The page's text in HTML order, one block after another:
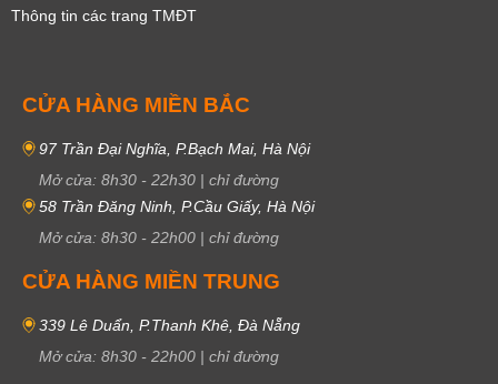
Thông tin các trang TMĐT
CỬA HÀNG MIỀN BẮC
97 Trần Đại Nghĩa, P.Bạch Mai, Hà Nội
Mở cửa: 8h30 - 22h30 | chỉ đường
58 Trần Đăng Ninh, P.Cầu Giấy, Hà Nội
Mở cửa: 8h30 - 22h00 | chỉ đường
CỬA HÀNG MIỀN TRUNG
339 Lê Duẩn, P.Thanh Khê, Đà Nẵng
Mở cửa: 8h30 - 22h00 | chỉ đường